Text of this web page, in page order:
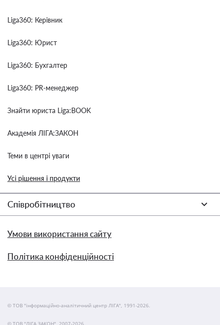
Liga360: Керівник
Liga360: Юрист
Liga360: Бухгалтер
Liga360: PR-менеджер
Знайти юриста Liga:BOOK
Академія ЛІГА:ЗАКОН
Теми в центрі уваги
Усі рішення і продукти
Співробітництво
Умови використання сайту
Політика конфіденційності
© ТОВ "інформаційно-аналітичний центр ЛІГА", 1991-2026.
© ТОВ "ЛІГА ЗАКОН", 2007-2026.